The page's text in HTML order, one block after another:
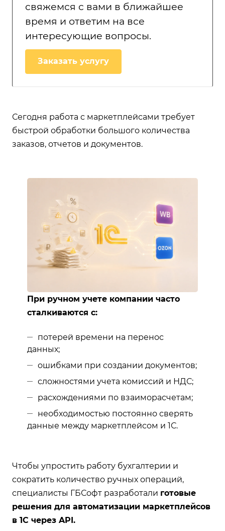
свяжемся с вами в ближайшее
время и ответим на все
интересующие вопросы.
Заказать услугу
Сегодня работа с маркетплейсами требует
быстрой обработки большого количества
заказов, отчетов и документов.
При ручном учете компании часто
сталкиваются с:
потерей времени на перенос
данных;
ошибками при создании документов;
сложностями учета комиссий и НДС;
расхождениями по взаиморасчетам;
необходимостью постоянно сверять
данные между маркетплейсом и 1С.
Чтобы упростить работу бухгалтерии и
сократить количество ручных операций,
специалисты ГБСофт разработали готовые
решения для автоматизации маркетплейсов
в 1С через API.